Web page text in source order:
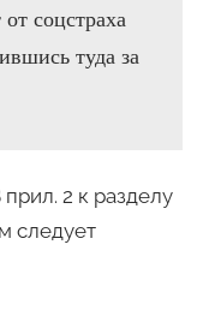
соцстраха
туда за
2 к разделу
следует